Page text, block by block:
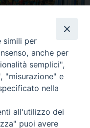
simili per
anche per
semplici",
"misurazione" e
nella
all'utilizzo dei
puoi avere